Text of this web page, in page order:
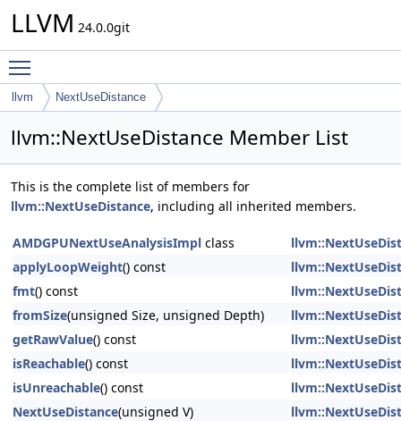
LLVM 24.0.0git
llvm NextUseDistance
llvm::NextUseDistance Member List
This is the complete list of members for
llvm::NextUseDistance, including all inherited members.
AMDGPUNextUseAnalysisImpl class
applyLoopWeight() const
fmt() const
fromSize(unsigned Size, unsigned Depth)
getRawValue() const
isReachable() const
isUnreachable() const
NextUseDistance(unsigned V)